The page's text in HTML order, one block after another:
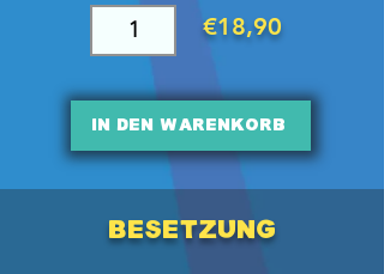
€18,90
In den Warenkorb
Besetzung